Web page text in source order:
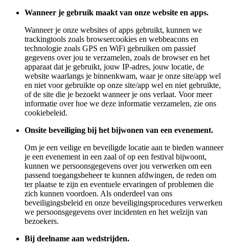
Wanneer je gebruik maakt van onze website en apps.
Wanneer je onze websites of apps gebruikt, kunnen we
trackingtools zoals browsercookies en webbeacons en
technologie zoals GPS en WiFi gebruiken om passief
gegevens over jou te verzamelen, zoals de browser en het
apparaat dat je gebruikt, jouw IP-adres, jouw locatie, de
website waarlangs je binnenkwam, waar je onze site/app wel
en niet voor gebruikte op onze site/app wel en niet gebruikte,
of de site die je bezoekt wanneer je ons verlaat. Voor meer
informatie over hoe we deze informatie verzamelen, zie ons
cookiebeleid.
Onsite beveiliging bij het bijwonen van een evenement.
Om je een veilige en beveiligde locatie aan te bieden wanneer
je een evenement in een zaal of op een festival bijwoont,
kunnen we persoonsgegevens over jou verwerken om een
passend toegangsbeheer te kunnen afdwingen, de reden om
ter plaatse te zijn en eventuele ervaringen of problemen die
zich kunnen voordoen. Als onderdeel van ons
beveiligingsbeleid en onze beveiligingsprocedures verwerken
we persoonsgegevens over incidenten en het welzijn van
bezoekers.
Bij deelname aan wedstrijden.